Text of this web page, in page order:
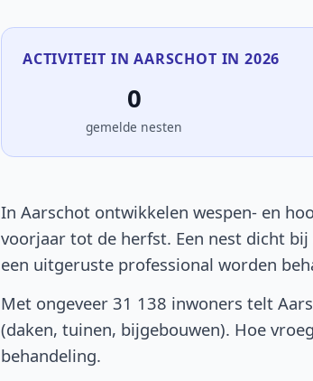
ACTIVITEIT IN AARSCHOT IN 2026
0
gemelde nesten
In Aarschot ontwikkelen wespen- en
voorjaar tot de herfst. Een nest dicht
een uitgeruste professional worden
Met ongeveer 31 138 inwoners telt
(daken, tuinen, bijgebouwen). Hoe
behandeling.